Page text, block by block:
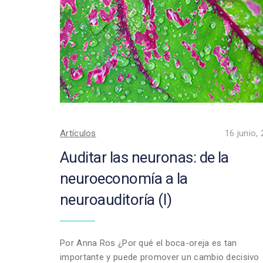
Artículos 16 junio,
Auditar las neuronas: de la
neuroeconomía a la
neuroauditoría (I)
Por Anna Ros ¿Por qué el boca-oreja es tan
importante y puede promover un cambio decisivo